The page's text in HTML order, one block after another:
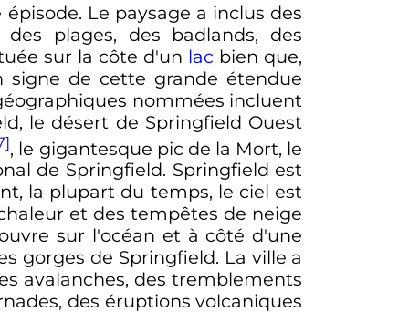
Le paysage a inclus des
des plages, des badlands, des
sur la côte d'un lac bien que,
signe de cette grande étendue
nommées incluent
le désert de Springfield Ouest
, le gigantesque pic de la Mort, le
de Springfield. Springfield est
la plupart du temps, le ciel est
et des tempêtes de neige
sur l'océan et à côté d'une
gorges de Springfield. La ville a
avalanches, des tremblements
des éruptions volcaniques